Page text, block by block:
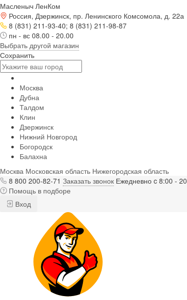
Масленыч ЛенКом
Россия, Дзержинск, пр. Ленинского Комсомола, д. 22а
8 (831) 211-93-40; 8 (831) 211-98-87
пн - вс 08.00 - 20.00
Выбрать другой магазин
Сохранить
Москва
Дубна
Талдом
Клин
Дзержинск
Нижний Новгород
Богородск
Балахна
Москва Московская область Нижегородская область
8 800 200-82-71 Заказать звонок Ежедневно c 8:00 -
Помощь в подборе
Вход